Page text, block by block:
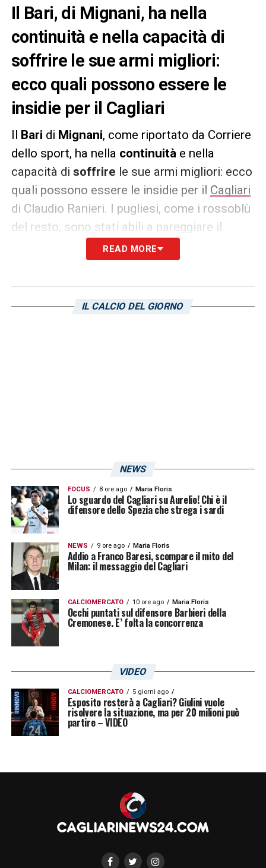
Il Bari, di Mignani, ha nella
continuità e nella capacità di
soffrire le sue armi migliori:
ecco quali possono essere le
insidie per il Cagliari
Il Bari di Mignani, come riportato da Corriere
dello sport, ha nella continuità e nella
capacità di soffrire le sue armi migliori: ecco
quali possono essere le insidie per il Cagliari
di Claudio Ranieri. I pugliesi, come i rossoblù
del resto, sono stati abili a pareggiare il
risultato dell’andata contro il Sudtirol di
Pierpaolo Bisoli. Ma non solo, gli uomini di
lottando fino all’ultimo con il Genoa di
READ MORE
IL CALCIO DEL GIORNO
NEWS
FOCUS 8 ore ago Maria Floris
Lo sguardo del Cagliari su Aurelio! Chi è il
difensore dello Spezia che strega i sardi
NEWS 9 ore ago Maria Floris
Addio a Franco Baresi, scompare il mito del
Milan: il messaggio del Cagliari
CALCIOMERCATO 10 ore ago Maria Floris
Occhi puntati sul difensore Barbieri della
Cremonese. E’ folta la concorrenza
VIDEO
CALCIOMERCATO 5 giorni ago
Esposito resterà a Cagliari? Giulini vuole
risolvere la situazione, ma per 20 milioni può
partire – VIDEO